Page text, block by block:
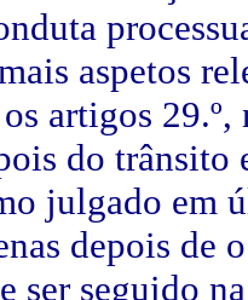
aspetos
artigos 29.º,
do
julgado em
depois de
ser seguido